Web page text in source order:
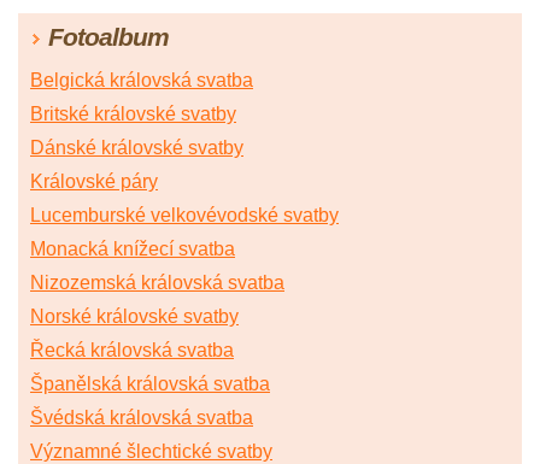
Fotoalbum
Belgická královská svatba
Britské královské svatby
Dánské královské svatby
Královské páry
Lucemburské velkovévodské svatby
Monacká knížecí svatba
Nizozemská královská svatba
Norské královské svatby
Řecká královská svatba
Španělská královská svatba
Švédská královská svatba
Významné šlechtické svatby